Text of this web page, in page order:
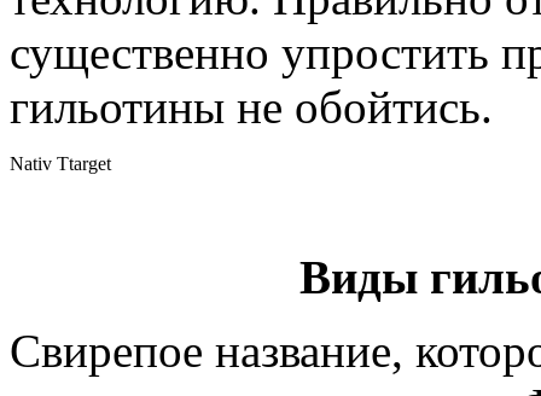
существенно упростить
гильотины не обойтись.
Nativ Ttarget
Виды
Свирепое название,